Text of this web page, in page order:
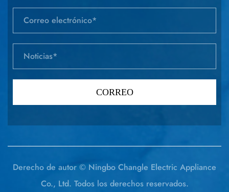
Derecho de autor © Ningbo Changle Electric Appliance
Co., Ltd. Todos los derechos reservados.